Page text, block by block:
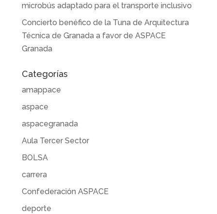
microbús adaptado para el transporte inclusivo
Concierto benéfico de la Tuna de Arquitectura
Técnica de Granada a favor de ASPACE
Granada
Categorías
amappace
aspace
aspacegranada
Aula Tercer Sector
BOLSA
carrera
Confederación ASPACE
deporte